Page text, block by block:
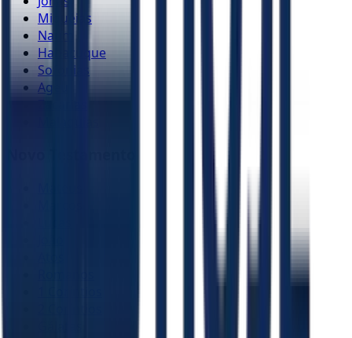
Miquéias
Naum
Habacuque
Sofonias
Ageu